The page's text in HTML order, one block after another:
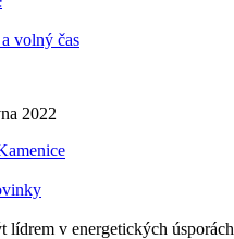
volný čas
2022
lídrem v energetických úsporách